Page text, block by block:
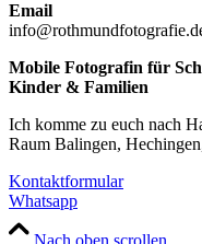
Email
Mobile Fotografin für
Kinder & Familien
Ich komme zu euch nach
Raum Balingen,
Kontaktformular
Whatsapp
Nach oben scrollen